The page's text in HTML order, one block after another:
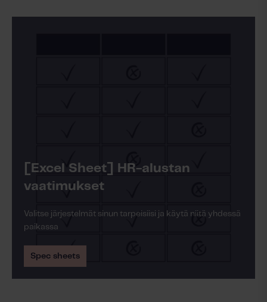
[Excel Sheet] HR-alustan
vaatimukset
Valitse järjestelmät sinun tarpeisiisi ja käytä niitä yhdessä
paikassa
Spec sheets